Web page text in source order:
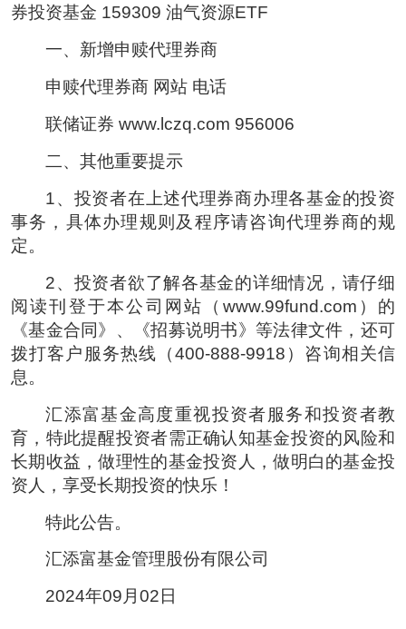
券投资基金 159309 油气资源ETF
一、新增申赎代理券商
申赎代理券商 网站 电话
联储证券 www.lczq.com 956006
二、其他重要提示
1、投资者在上述代理券商办理各基金的投资
事务，具体办理规则及程序请咨询代理券商的规
定。
2、投资者欲了解各基金的详细情况，请仔细
阅读刊登于本公司网站（www.99fund.com）的
《基金合同》、《招募说明书》等法律文件，还可
拨打客户服务热线（400-888-9918）咨询相关信
息。
汇添富基金高度重视投资者服务和投资者教
育，特此提醒投资者需正确认知基金投资的风险和
长期收益，做理性的基金投资人，做明白的基金投
资人，享受长期投资的快乐！
特此公告。
汇添富基金管理股份有限公司
2024年09月02日